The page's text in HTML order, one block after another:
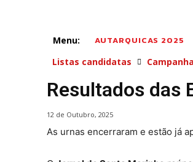
Menu:
AUTARQUICAS 2025
Listas candidatas
Campanha
Resultados das
12 de Outubro, 2025
As urnas encerraram e estão já